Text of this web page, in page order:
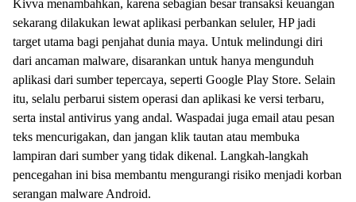
Kivva menambahkan, karena sebagian besar transaksi keuangan
sekarang dilakukan lewat aplikasi perbankan seluler, HP jadi
target utama bagi penjahat dunia maya. Untuk melindungi diri
dari ancaman malware, disarankan untuk hanya mengunduh
aplikasi dari sumber tepercaya, seperti Google Play Store. Selain
itu, selalu perbarui sistem operasi dan aplikasi ke versi terbaru,
serta instal antivirus yang andal. Waspadai juga email atau pesan
teks mencurigakan, dan jangan klik tautan atau membuka
lampiran dari sumber yang tidak dikenal. Langkah-langkah
pencegahan ini bisa membantu mengurangi risiko menjadi korban
serangan malware Android.